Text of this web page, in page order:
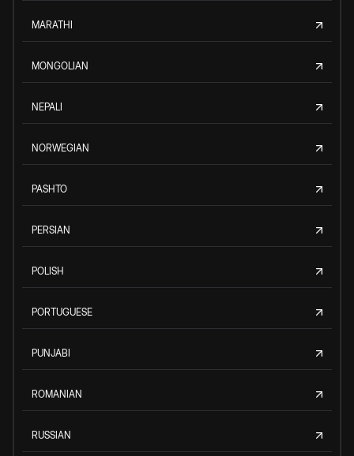
MARATHI
MONGOLIAN
NEPALI
NORWEGIAN
PASHTO
PERSIAN
POLISH
PORTUGUESE
PUNJABI
ROMANIAN
RUSSIAN